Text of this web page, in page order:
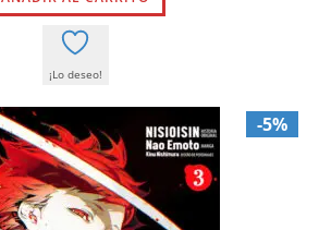
9,00 €. 8,55 €.
¡Lo deseo!
-5%